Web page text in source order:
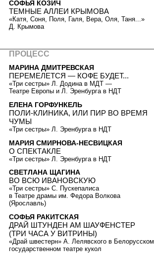
СОФЬЯ КОЗИЧ
ТЕМНЫЕ АЛЛЕИ КРЫМОВА
«Катя, Соня, Поля, Галя, Вера, Оля, Таня...»
Д. Крымова
ПРОЦЕСС
МАРИНА ДМИТРЕВСКАЯ
ПЕРЕМЕЛЕТСЯ — КОФЕ БУДЕТ...
«Три сестры» Л. Додина в МДТ —
Театре Европы и Л. Эренбурга в НДТ
ЕЛЕНА ГОРФУНКЕЛЬ
ПОЛИ-КЛИНИКА, ИЛИ ПИР ВО ВРЕМЯ
ЧУМЫ
«Три сестры» Л. Эренбурга в НДТ
МАРИЯ СМИРНОВА-НЕСВИЦКАЯ
О СПЕКТАКЛЕ
«Три сестры» Л. Эренбурга в НДТ
СВЕТЛАНА ЩАГИНА
ВО ВСЮ ИВАНОВСКУЮ
«Три сестры» С. Пускепалиса
в Театре драмы им. Федора Волкова
(Ярославль)
СОФЬЯ РАКИТСКАЯ
ДРАЙ ШТУНДЕН АМ ШАУФЕНСТЕР
(ТРИ ЧАСА У ВИТРИНЫ)
«Драй швестерн» А. Лелявского в Белорусском
государственном театре кукол